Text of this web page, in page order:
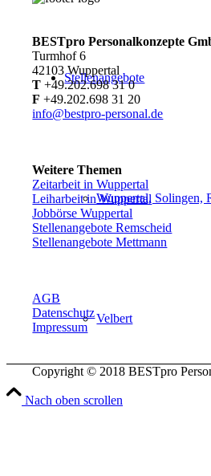
Stellenangebote
Wuppertal, Solingen,
Velbert
BESTpro Personalkonzepte
Turmhof 6
42103 Wuppertal
T +49.202.698 31 0
F +49.202.698 31 20
info@bestpro-personal.de
Weitere Themen
Zeitarbeit in Wuppertal
Leiharbeit in Wuppertal
Jobbörse Wuppertal
Stellenangebote Remscheid
Stellenangebote Mettmann
AGB
Datenschutz
Impressum
Copyright © 2018 BESTpro
Nach oben scrollen